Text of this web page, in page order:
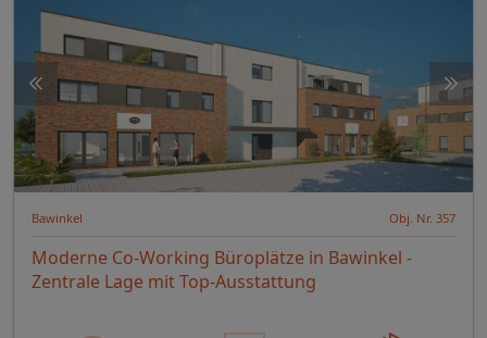
Bawinkel Obj. Nr. 357
Moderne Co-Working Büroplätze in Bawinkel -
Zentrale Lage mit Top-Ausstattung